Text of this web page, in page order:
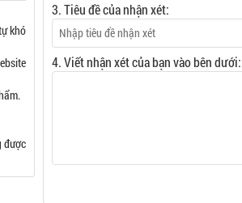
khó
được
3. Tiêu đề của nhận xét:
4. Viết nhận xét của bạn vào bên dưới: